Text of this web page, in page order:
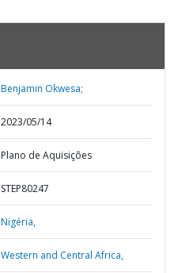
Benjamin Okwesa;
2023/05/14
Plano de Aquisições
STEP80247
Nigéria,
Western and Central Africa,